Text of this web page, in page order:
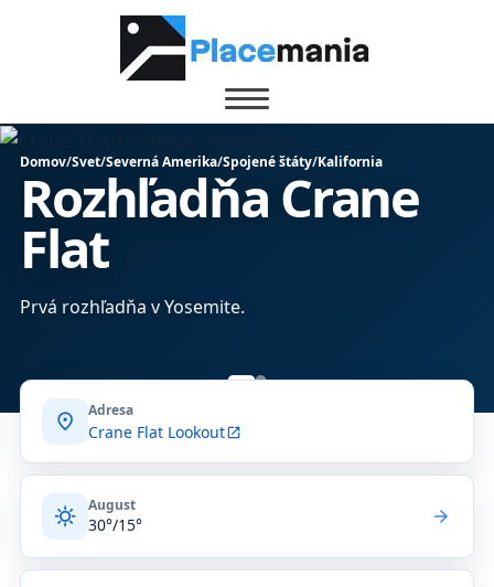
Domov/Svet/Severná Amerika/Spojené štáty/Kalifornia
Rozhľadňa Crane
Flat
Prvá rozhľadňa v Yosemite.
location_on Adresa
Crane Flat Lookoutopen_in_new
sunny August
30°/15° arrow_forward